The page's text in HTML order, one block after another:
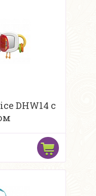
DHW14 с